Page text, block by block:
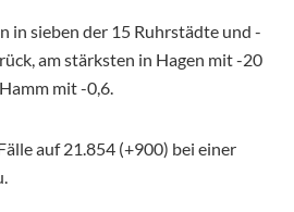
in sieben der 15 Ruhrstädte und -
am stärksten in Hagen mit -20
mit -0,6.
auf 21.854 (+900) bei einer